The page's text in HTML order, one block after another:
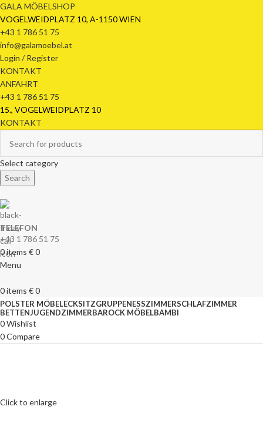
GALA MÖBELSHOP
VOGELWEIDPLATZ 10, A-1150 WIEN
+43 1 786 51 75
info@galamoebel.at
Login / Register
KONTAKT
ANFAHRT
+43 1 786 51 75
15., VOGELWEIDPLATZ 10
KONTAKT
Select category
Search
TELEFON
+43 1 786 51 75
0items €0
Menu
0items €0
POLSTER MÖBELECKSITZGRUPPENESSZIMMERSCHLAFZIMMER
BETTENJUGENDZIMMERBAROCK MÖBELBAMBI
0Wishlist
0Compare
Click to enlarge